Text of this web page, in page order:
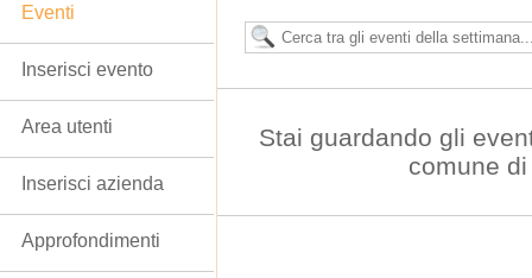
Stai guardando gli
comune
Eventi
Inserisci evento
Area utenti
Inserisci azienda
Approfondimenti